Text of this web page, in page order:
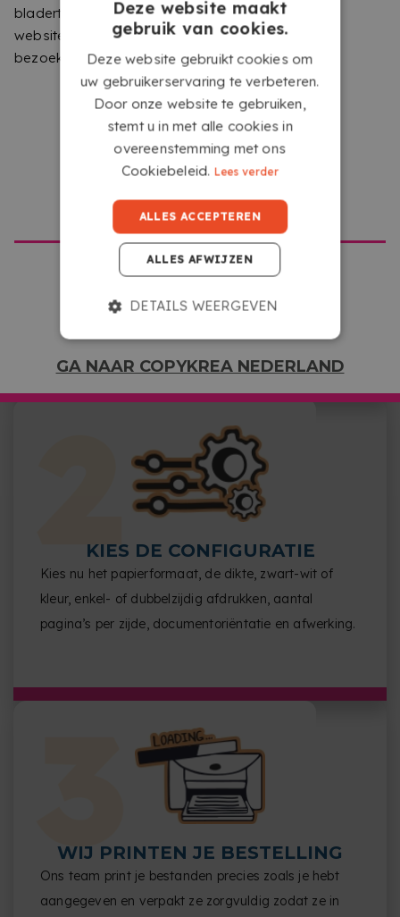
bladert naar degene die overeenkomt met deze
website. Laat ons weten welke site u zou willen
bezoeken.
GA NAAR COPYKREA USA
GA NAAR COPYKREA NEDERLAND
en betrouwbare manier te voldoen.
UPLOAD JE BESTAND
Upload je bestanden vanaf elk apparaat met
internettoegang door te klikken op het vak waarin
KIES DE CONFIGURATIE
Kies nu het papierformaat, de dikte, zwart-wit of
kleur, enkel- of dubbelzijdig afdrukken, aantal
pagina’s per zijde, documentoriëntatie en afwerking.
WIJ PRINTEN JE BESTELLING
Ons team print je bestanden precies zoals je hebt
aangegeven en verpakt ze zorgvuldig zodat ze in
Deze website maakt
gebruik van cookies.
Deze website gebruikt cookies om
uw gebruikerservaring te verbeteren.
Door onze website te gebruiken,
stemt u in met alle cookies in
overeenstemming met ons
Cookiebeleid. Lees verder
ALLES ACCEPTEREN
ALLES AFWIJZEN
DETAILS WEERGEVEN